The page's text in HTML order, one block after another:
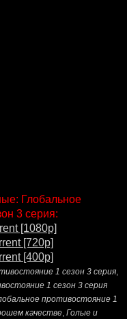
Глобальное
3 серия:
[1080p]
[720p]
[400p]
1 сезон 3 серия,
1 сезон 3 серия
противостояние 1
качестве, Голые и